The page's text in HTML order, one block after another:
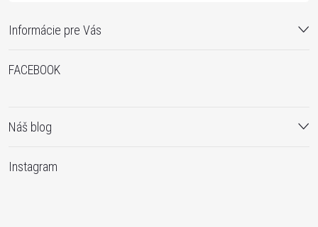
Informácie pre Vás
FACEBOOK
Náš blog
Instagram